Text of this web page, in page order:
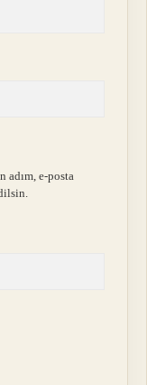
adım, e-posta